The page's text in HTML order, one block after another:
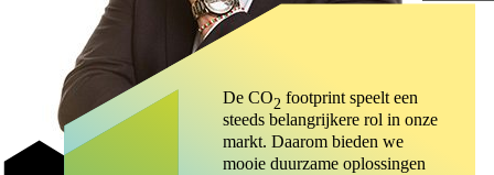
De CO2 footprint speelt een
steeds belangrijkere rol in onze
markt. Daarom bieden we
mooie duurzame oplossingen